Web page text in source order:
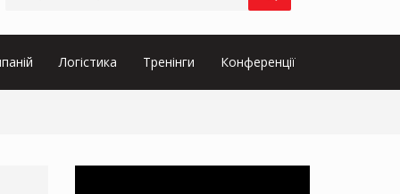
Логістика Тренінги Конференції